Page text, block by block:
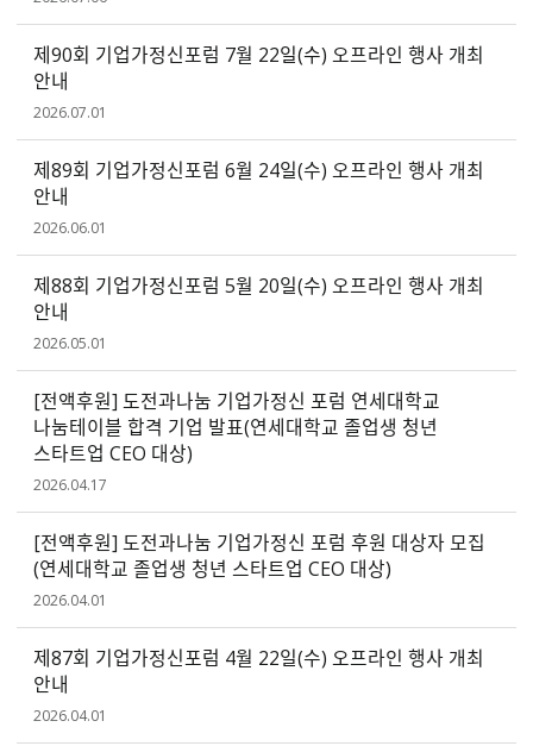
제90회 기업가정신포럼 7월 22일(수) 오프라인 행사 개최
안내
2026.07.01
제89회 기업가정신포럼 6월 24일(수) 오프라인 행사 개최
안내
2026.06.01
제88회 기업가정신포럼 5월 20일(수) 오프라인 행사 개최
안내
2026.05.01
[전액후원] 도전과나눔 기업가정신 포럼 연세대학교
나눔테이블 합격 기업 발표(연세대학교 졸업생 청년
스타트업 CEO 대상)
2026.04.17
[전액후원] 도전과나눔 기업가정신 포럼 후원 대상자 모집
(연세대학교 졸업생 청년 스타트업 CEO 대상)
2026.04.01
제87회 기업가정신포럼 4월 22일(수) 오프라인 행사 개최
안내
2026.04.01